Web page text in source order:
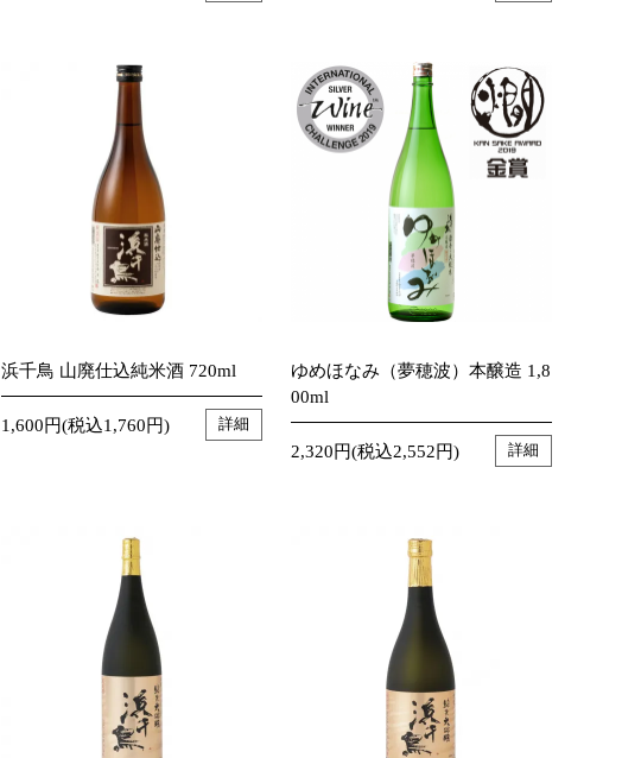
浜千鳥 山廃仕込純米酒 720ml
1,600円(税込1,760円) 詳細
ゆめほなみ（夢穂波）本醸造 1,8
00ml
2,320円(税込2,552円) 詳細